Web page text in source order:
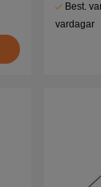
Best.
vardagar